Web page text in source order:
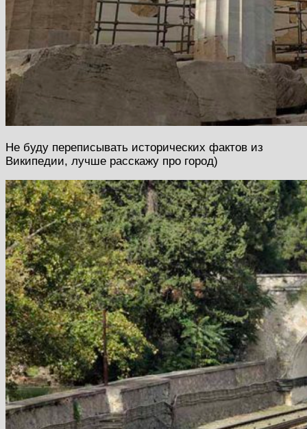
Не буду переписывать исторических фактов из
Википедии, лучше расскажу про город)